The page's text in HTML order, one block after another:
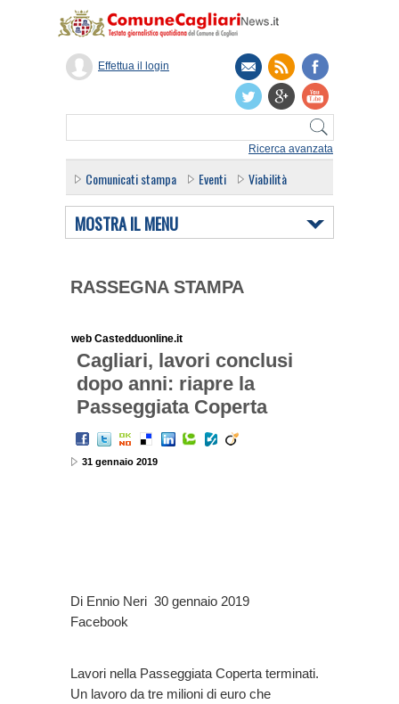
Ricerca avanzata
Effettua il login
Comunicati stampa Eventi Viabilità
MOSTRA IL MENU
RASSEGNA STAMPA
web Castedduonline.it
Cagliari, lavori conclusi
dopo anni: riapre la
Passeggiata Coperta
31 gennaio 2019
Di Ennio Neri 30 gennaio 2019
Facebook
Lavori nella Passeggiata Coperta terminati.
Un lavoro da tre milioni di euro che